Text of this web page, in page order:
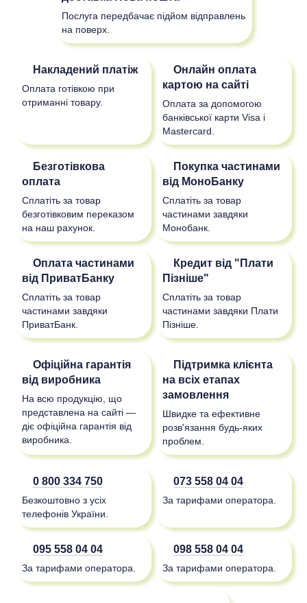
Послуга передбачає підйом відправлень
на поверх.
Накладений платіж
Оплата готівкою при
отриманні товару.
Онлайн оплата
картою на сайті
Оплата за допомогою
банківської карти Visa і
Mastercard.
Безготівкова
оплата
Сплатіть за товар
безготівковим переказом
на наш рахунок.
Покупка частинами
від МоноБанку
Сплатіть за товар
частинами завдяки
Монобанк.
Оплата частинами
від ПриватБанку
Сплатіть за товар
частинами завдяки
ПриватБанк.
Кредит від "Плати
Пізніше"
Сплатіть за товар
частинами завдяки Плати
Пізніше.
Офіційна гарантія
від виробника
На всю продукцію, що
представлена на сайті —
діє офіційна гарантія від
виробника.
Підтримка клієнта
на всіх етапах
замовлення
Швидке та ефективне
розв'язання будь-яких
проблем.
0 800 334 750
Безкоштовно з усіх
телефонів України.
073 558 04 04
За тарифами оператора.
095 558 04 04
За тарифами оператора.
098 558 04 04
За тарифами оператора.